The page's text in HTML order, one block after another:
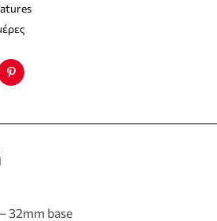
Pinterest
32mm base